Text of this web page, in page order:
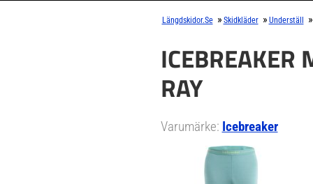
Längdskidor.se » Skidkläder » Underställ »
ICEBREAKER
RAY
Varumärke: Icebreaker